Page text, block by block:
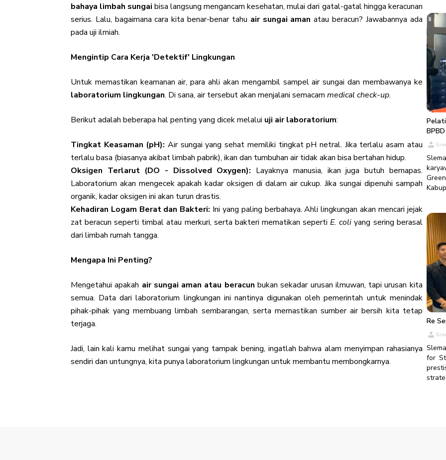
bahaya limbah sungai bisa langsung mengancam kesehatan, mulai dari gatal-gatal hingga keracunan
serius. Lalu, bagaimana cara kita benar-benar tahu air sungai aman atau beracun? Jawabannya ada
pada uji ilmiah.
Mengintip Cara Kerja 'Detektif' Lingkungan
Untuk memastikan keamanan air, para ahli akan mengambil sampel air sungai dan membawanya ke
laboratorium lingkungan. Di sana, air tersebut akan menjalani semacam medical check-up.
Berikut adalah beberapa hal penting yang dicek melalui uji air laboratorium:
Tingkat Keasaman (pH): Air sungai yang sehat memiliki tingkat pH netral. Jika terlalu asam atau
terlalu basa (biasanya akibat limbah pabrik), ikan dan tumbuhan air tidak akan bisa bertahan hidup.
Oksigen Terlarut (DO - Dissolved Oxygen): Layaknya manusia, ikan juga butuh bernapas.
Laboratorium akan mengecek apakah kadar oksigen di dalam air cukup. Jika sungai dipenuhi sampah
organik, kadar oksigen ini akan turun drastis.
Kehadiran Logam Berat dan Bakteri: Ini yang paling berbahaya. Ahli lingkungan akan mencari jejak
zat beracun seperti timbal atau merkuri, serta bakteri mematikan sepertiE. coli yang sering berasal
dari limbah rumah tangga.
Mengapa Ini Penting?
Mengetahui apakah air sungai aman atau beracun bukan sekadar urusan ilmuwan, tapi urusan kita
semua. Data dari laboratorium lingkungan ini nantinya digunakan oleh pemerintah untuk menindak
pihak-pihak yang membuang limbah sembarangan, serta memastikan sumber air bersih kita tetap
terjaga.
Jadi, lain kali kamu melihat sungai yang tampak bening, ingatlah bahwa alam menyimpan rahasianya
sendiri dan untungnya, kita punya laboratorium lingkungan untuk membantu membongkarnya.
juga
PT.
KAN,
PT
Indo
Saat
dari
Re
for